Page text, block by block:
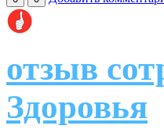
отзыв
Здоровья